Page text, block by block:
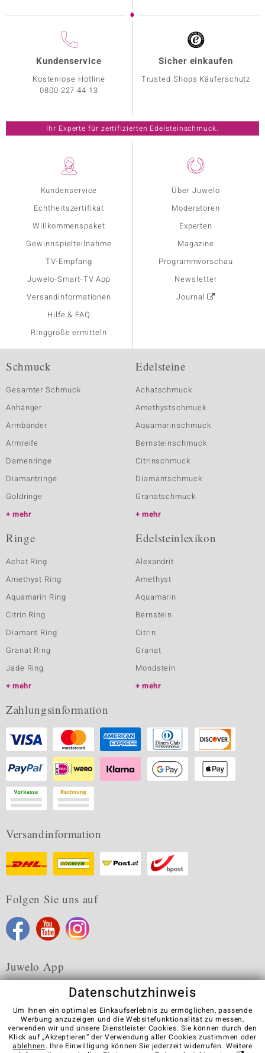
Kundenservice
Echtheitszertifikat
Willkommenspaket
Gewinnspielteilnahme
TV-Empfang
Juwelo-Smart-TV App
Versandinformationen
Hilfe & FAQ
Ringgröße ermitteln
Über Juwelo
Moderatoren
Experten
Magazine
Programmvorschau
Newsletter
Journal
Kundenservice
Kostenlose Hotline
0800 227 44 13
Sicher einkaufen
Trusted Shops Käuferschutz
Ihr Experte für zertifizierten Edelsteinschmuck.
Schmuck
Gesamter Schmuck
Anhänger
Armbänder
Armreife
Damenringe
Diamantringe
Goldringe
mehr
Edelsteine
Achatschmuck
Amethystschmuck
Aquamarinschmuck
Bernsteinschmuck
Citrinschmuck
Diamantschmuck
Granatschmuck
mehr
Ringe
Achat Ring
Amethyst Ring
Aquamarin Ring
Citrin Ring
Diamant Ring
Granat Ring
Jade Ring
mehr
Edelsteinlexikon
Alexandrit
Amethyst
Aquamarin
Bernstein
Citrin
Granat
Mondstein
mehr
Zahlungsinformation
Versandinformation
Folgen Sie uns auf
Juwelo App
Karriere AGB Datenschutz Cookies
Impressum
Kontakt
Vertrag widerrufen
Datenschutzhinweis
Um Ihnen ein optimales Einkaufserlebnis zu ermöglichen, passende
Werbung anzuzeigen und die Websitefunktionalität zu messen,
verwenden wir und unsere Dienstleister Cookies. Sie können durch den
Klick auf „Akzeptieren“ der Verwendung aller Cookies zustimmen oder
ablehnen. Ihre Einwilligung können Sie jederzeit widerrufen. Weitere